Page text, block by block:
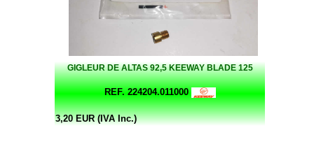
GIGLEUR DE ALTAS 92,5 KEEWAY BLADE 125
REF. 224204.011000
3,20 EUR (IVA Inc.)